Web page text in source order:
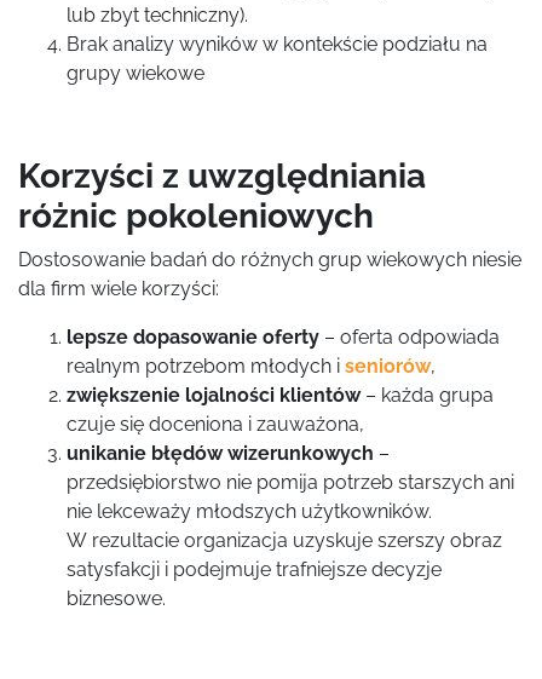
lub zbyt techniczny).
Brak analizy wyników w kontekście podziału na
grupy wiekowe
Korzyści z uwzględniania
różnic pokoleniowych
Dostosowanie badań do różnych grup wiekowych niesie
dla firm wiele korzyści:
lepsze dopasowanie oferty – oferta odpowiada
realnym potrzebom młodych i seniorów,
zwiększenie lojalności klientów– każda grupa
czuje się doceniona i zauważona,
unikanie błędów wizerunkowych –
przedsiębiorstwo nie pomija potrzeb starszych ani
nie lekceważy młodszych użytkowników.
W rezultacie organizacja uzyskuje szerszy obraz
satysfakcji i podejmuje trafniejsze decyzje
biznesowe.